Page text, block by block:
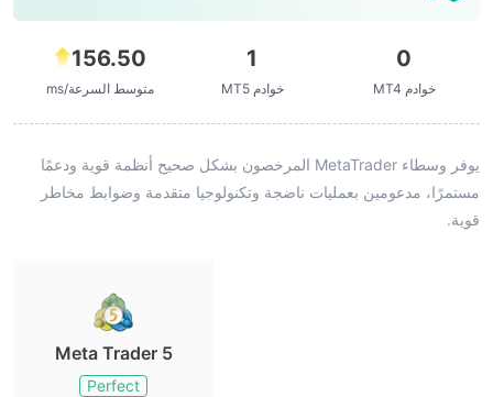
0
خوادم MT4
1
خوادم MT5
156.50
متوسط السرعة/ms
يوفر وسطاء MetaTrader المرخصون بشكل صحيح أنظمة قوية ودعمًا
مستمرًا، مدعومين بعمليات ناضجة وتكنولوجيا متقدمة وضوابط مخاطر
قوية.
Meta Trader 5
Perfect